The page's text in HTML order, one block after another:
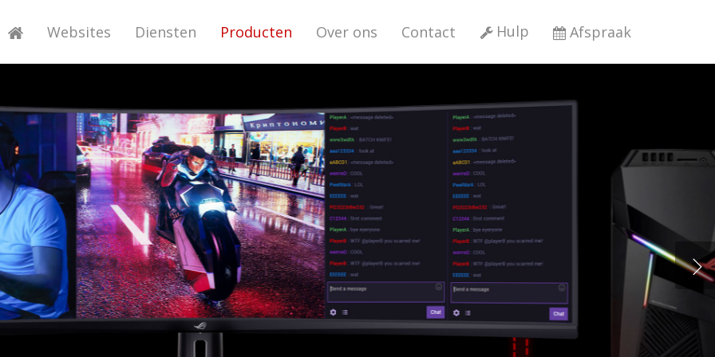
Websites Diensten Producten Over ons Contact Hulp Afspraak